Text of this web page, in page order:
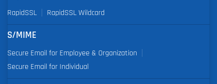
RapidSSL RapidSSL Wildcard
S/MIME
Secure Email for Employee & Organization
Secure Email for Individual